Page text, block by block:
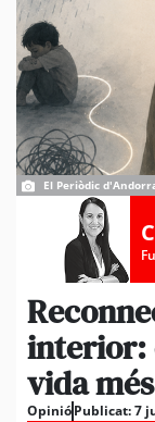
El Periòdic
interior:
vida
OpinióPublicat:7